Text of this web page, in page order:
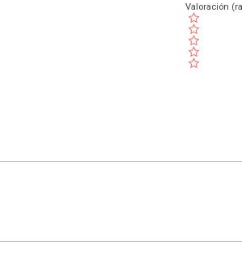
( )
( )
( )
( )
( )
Valoración